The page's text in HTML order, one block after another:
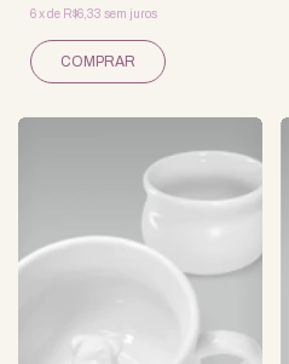
6xde R$6,33 sem juros